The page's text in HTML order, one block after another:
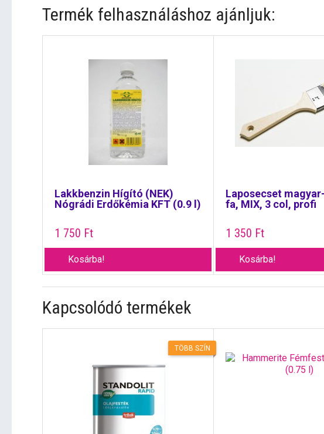
Termék felhasználáshoz ajánljuk:
Lakkbenzin Hígító (NEK)
Nógrádi Erdőkémia KFT (0.9 l)
1 750 Ft
Kosárba!
Laposecset
fa, MIX, 3 col, profi
1 350 Ft
Kosárba!
Kapcsolódó termékek
TÖBB SZÍN